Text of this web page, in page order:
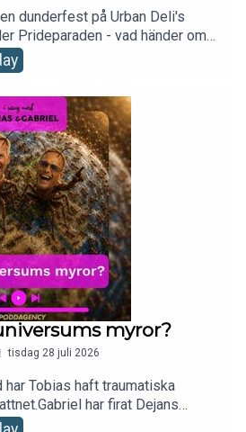
dunderfest på Urban Deli's
Prideparaden - vad händer om
hur folk ska få uttrycka sig?Vad sa
Busch till Tobbe i Paraden??Har
på Mallorca?Äntligen sätter
mot FIFA.Till sist avslutar vi med
kör vi!kontakt:
säng med Tobias &
av Poddagency
myror?
tisdag 28 juli 2026
har Tobias haft traumatiska
har firat Dejans
pompa & ståt!En ny stjärna har